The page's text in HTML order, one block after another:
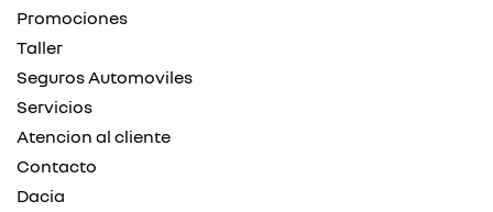
Promociones
Taller
Seguros Automoviles
Servicios
Atencion al cliente
Contacto
Dacia